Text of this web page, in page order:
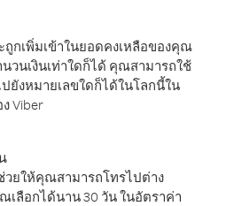
ถูกเพิ่มเข้าในยอดคงเหลือของคุณ
วนเงินเท่าใดก็ได้ คุณสามารถใช้
ยังหมายเลขใดก็ได้ในโลกนี้ใน
Viber
วยให้คุณสามารถโทรไปต่าง
เลือกได้นาน 30 วัน ในอัตราค่า